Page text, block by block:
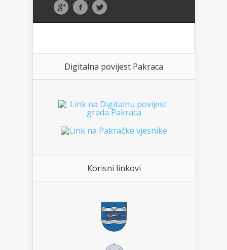
Digitalna povijest Pakraca
Korisni linkovi